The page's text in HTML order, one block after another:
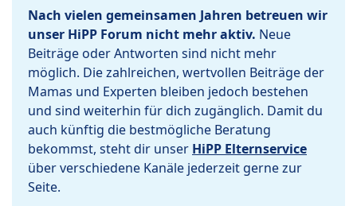
Nach vielen gemeinsamen Jahren betreuen wir
unser HiPP Forum nicht mehr aktiv. Neue
Beiträge oder Antworten sind nicht mehr
möglich. Die zahlreichen, wertvollen Beiträge der
Mamas und Experten bleiben jedoch bestehen
und sind weiterhin für dich zugänglich. Damit du
auch künftig die bestmögliche Beratung
bekommst, steht dir unser HiPP Elternservice
über verschiedene Kanäle jederzeit gerne zur
Seite.